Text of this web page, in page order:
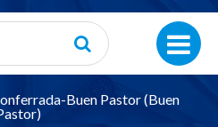
Buen Pastor (Buen